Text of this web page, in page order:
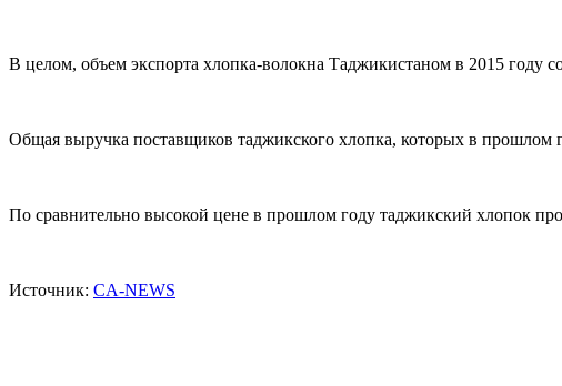
В целом, объем экспорта хлопка-волокна Таджикистаном в 2015 году
Общая выручка поставщиков таджикского хлопка, которых в прошлом
По сравнительно высокой цене в прошлом году таджикский хлопок
Источник: CA-NEWS